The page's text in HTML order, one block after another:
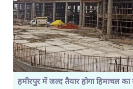
हमीरपुर में जल्द तैयार होगा हिमाचल का